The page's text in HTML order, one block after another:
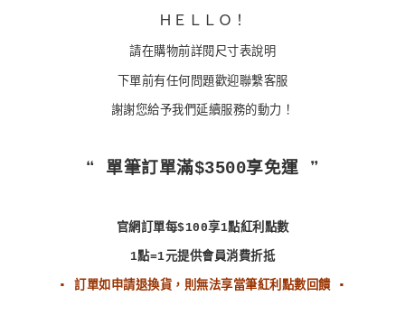
ＨＥＬＬＯ！
請在購物前詳閱尺寸表說明
下單前有任何問題歡迎聯繫客服
謝謝您給予我們延續服務的動力！
❝ 單筆訂單滿$3500享免運 ❞
官網訂單每$100享1點紅利點數
1點=1元提供會員消費折抵
▪ 訂單如申請退換貨，則無法享當筆紅利點數回饋 ▪